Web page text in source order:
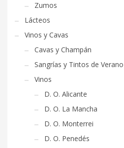
Zumos
Lácteos
Vinos y Cavas
Cavas y Champán
Sangrías y Tintos de Verano
Vinos
D. O. Alicante
D. O. La Mancha
D. O. Monterrei
D. O. Penedés